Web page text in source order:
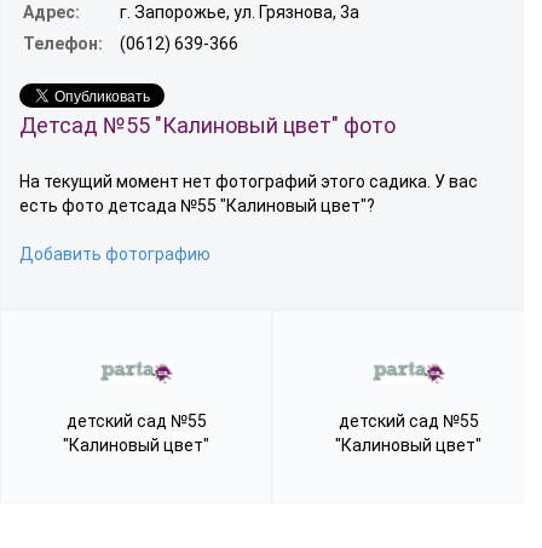
Адрес:
г. Запорожье, ул. Грязнова, 3а
Телефон:
(0612) 639-366
Детсад №55 "Калиновый цвет" фото
На текущий момент нет фотографий этого садика. У вас
есть фото детсада №55 "Калиновый цвет"?
Добавить фотографию
детский сад №55
"Калиновый цвет"
детский сад №55
"Калиновый цвет"